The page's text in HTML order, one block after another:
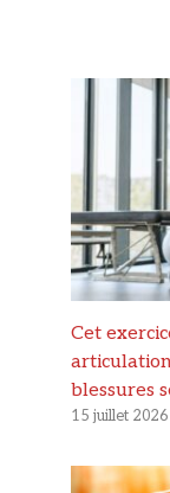
Cet
blessures
15 juillet 2026